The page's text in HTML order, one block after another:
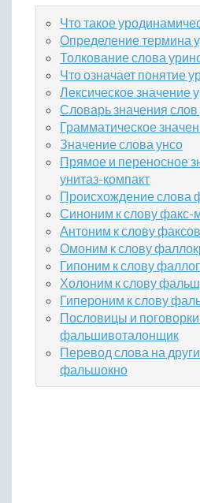
Что такое
Определение термина
Толкование слова
Что означает понятие
Лексическое значение
Словарь значения слов
Грамматическое
Значение слова унсо
Прямое и переносное
унитаз-компакт
Происхождение слова
Синоним к слову
Антоним к слову
Омоним к слову
Гипоним к слову
Холоним к слову
Гипероним к слову
Пословицы и поговорки
фальшивоталонщик
Перевод слова на
фальшокно